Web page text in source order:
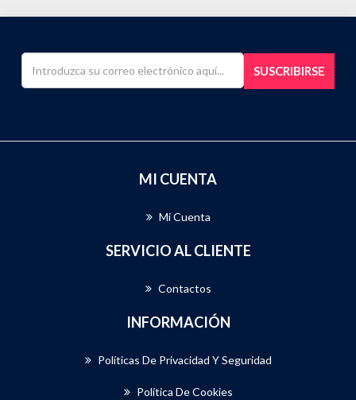
SUSCRIBIRSE
MI CUENTA
Mi Cuenta
SERVICIO AL CLIENTE
Contactos
INFORMACIÓN
Políticas De Privacidad Y Seguridad
Política De Cookies